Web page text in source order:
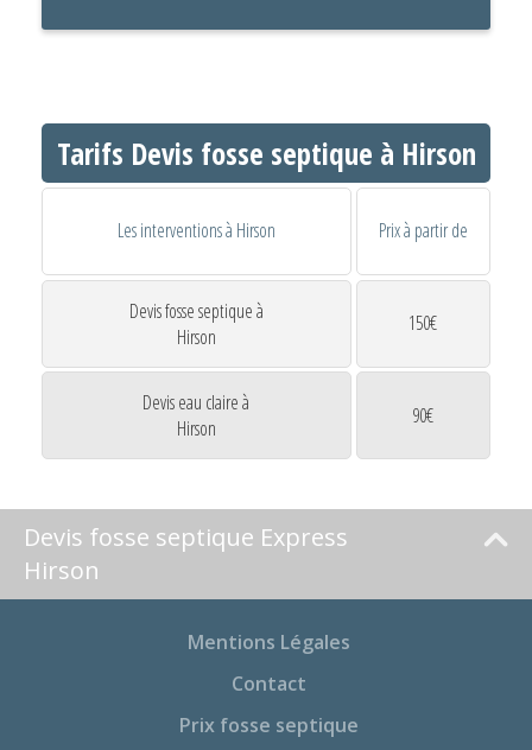
Tarifs Devis fosse septique à Hirson
Les interventions à Hirson Prix à partir de
Devis fosse septique à
Hirson
150€
Devis eau claire à
Hirson
90€
Devis fosse septique Express
Hirson
Mentions Légales
Contact
Prix fosse septique